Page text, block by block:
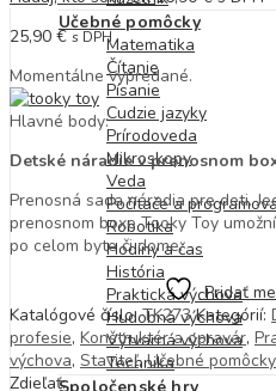
Učebné pomôcky
Matematika
Čítanie
Písanie
Cudzie jazyky
Prírodoveda
Mikroskopy
Veda
Počítače a
Robotika
Hodiny a čas
História
Praktická výchova
Hudobná výchova
Výtvarná výchova
Technika
25,90 € s DPH
Momentálne vypredané.
Hlavné body:
Detské náradie v prenosnom
Prenosná sada náradia pre deti.
prenosnom boxe Tooky Toy
po celom byte či dome.
Pridať
Katalógové číslo:TK273 Kategórií:
profesie, Konštruktér a opravár,
výchova, Staviteľ,Učebné pomôcky
Zdieľať: